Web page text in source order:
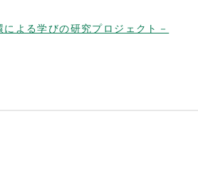
よる学びの研究プロジェクト－